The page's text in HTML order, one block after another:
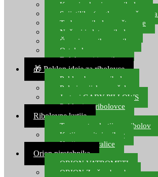
Kape i rukavice za ribolov
Svijetiljke (naglavne, ručne,
Torbe za ribolovne štapove
Noževi i alat za ribolov
Čamci za prihranu ribe
Ostala kamp oprema
Dalekozori i optika
🎁 Poklon ideje za ribolovce
Poklon bon za ribolov
Polarizacijske naočale
Jastuci GABY PILLOWS
Pokloni za ribolovce
Ribolovne kutije
Transportne kutije za ribolov
Kutije za sitni pribor
Kutije za varalice
Orion pirotehnika
ORION VATROMETI
ORION Zračne bombe